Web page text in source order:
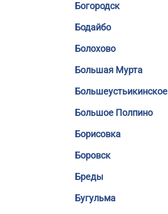
Богородск
Бодайбо
Болохово
Большая Мурта
Большеустьикинское
Большое Полпино
Борисовка
Боровск
Бреды
Бугульма